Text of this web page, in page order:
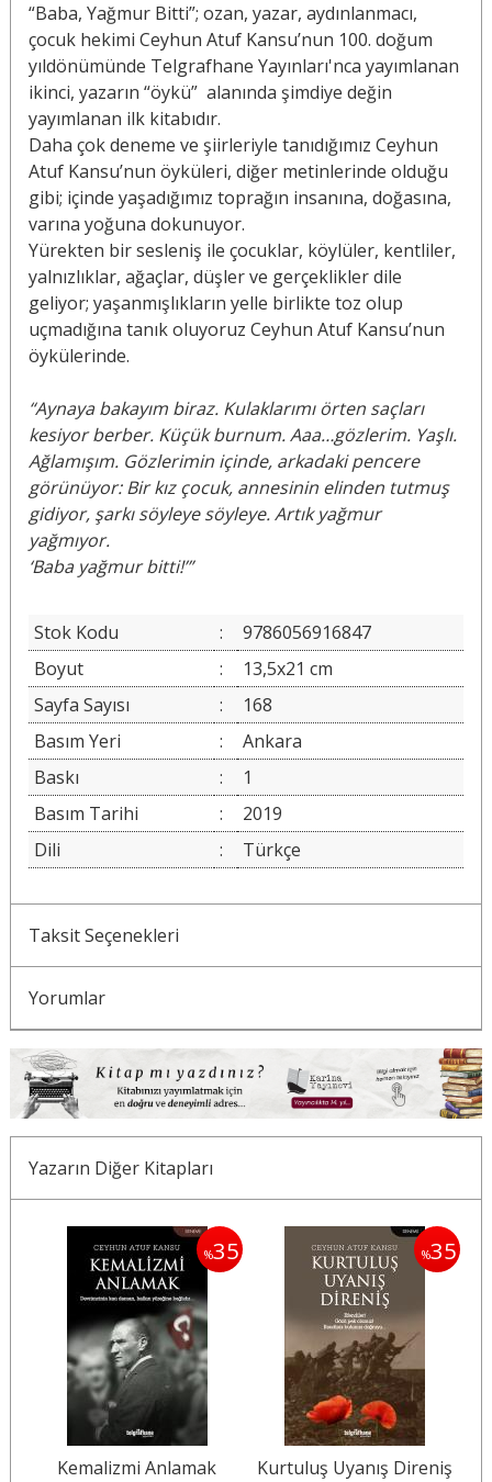
“Baba, Yağmur Bitti”; ozan, yazar, aydınlanmacı,
çocuk hekimi Ceyhun Atuf Kansu’nun 100. doğum
yıldönümünde Telgrafhane Yayınları'nca yayımlanan
ikinci, yazarın “öykü” alanında şimdiye değin
yayımlanan ilk kitabıdır.
Daha çok deneme ve şiirleriyle tanıdığımız Ceyhun
Atuf Kansu’nun öyküleri, diğer metinlerinde olduğu
gibi; içinde yaşadığımız toprağın insanına, doğasına,
varına yoğuna dokunuyor.
Yürekten bir sesleniş ile çocuklar, köylüler, kentliler,
yalnızlıklar, ağaçlar, düşler ve gerçeklikler dile
geliyor; yaşanmışlıkların yelle birlikte toz olup
uçmadığına tanık oluyoruz Ceyhun Atuf Kansu’nun
öykülerinde.
“Aynaya bakayım biraz. Kulaklarımı örten saçları
kesiyor berber. Küçük burnum. Aaa…gözlerim. Yaşlı.
Ağlamışım. Gözlerimin içinde, arkadaki pencere
görünüyor: Bir kız çocuk, annesinin elinden tutmuş
gidiyor, şarkı söyleye söyleye. Artık yağmur
yağmıyor.
‘Baba yağmur bitti!’”
Stok Kodu :
9786056916847
Boyut
:
13,5x21 cm
Sayfa Sayısı
:
168
Basım Yeri
:
Ankara
Baskı
:
1
Basım Tarihi
:
2019
Dili
: Türkçe
Taksit Seçenekleri
Yorumlar
Yazarın Diğer Kitapları
%35
Kemalizmi Anlamak
%35
Kurtuluş Uyanış Direniş